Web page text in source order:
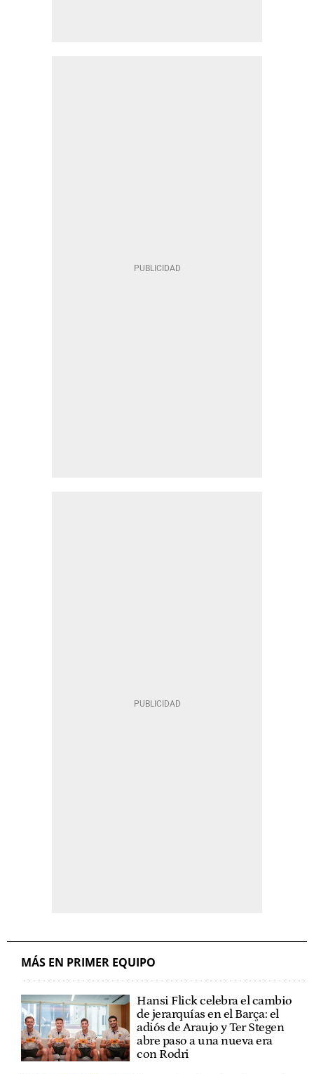
MÁS EN PRIMER EQUIPO
Hansi Flick celebra el cambio
de jerarquías en el Barça: el
adiós de Araujo y Ter Stegen
abre paso a una nueva era
con Rodri